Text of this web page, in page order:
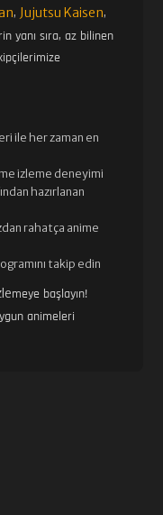
, Jujutsu Kaisen,
yanı sıra, az bilinen
ile her zaman en
izleme deneyimi
hazırlanan
rahatça anime
takip edin
meye başlayın!
animeleri